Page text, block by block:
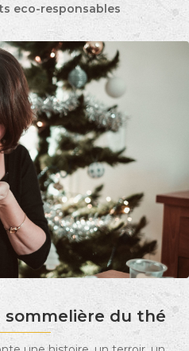
eco-responsables
sommelière du thé